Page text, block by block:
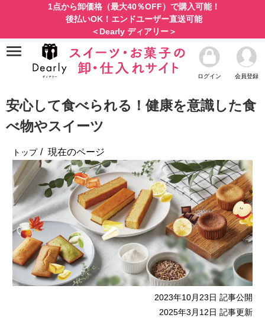
1点から卸価格（最大40％OFF）で購入可能！
後払いOK！エンドユーザー直送可能
＜Dearly ディアリー＞
ログイン 会員登録
安心して食べられる！健康を意識した食
べ物やスイーツ
トップ 現在のページ
2023年10月23日 記事公開
2025年3月12日 記事更新